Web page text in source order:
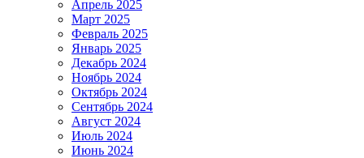
Апрель 2025
Март 2025
Февраль 2025
Январь 2025
Декабрь 2024
Ноябрь 2024
Октябрь 2024
Сентябрь 2024
Август 2024
Июль 2024
Июнь 2024